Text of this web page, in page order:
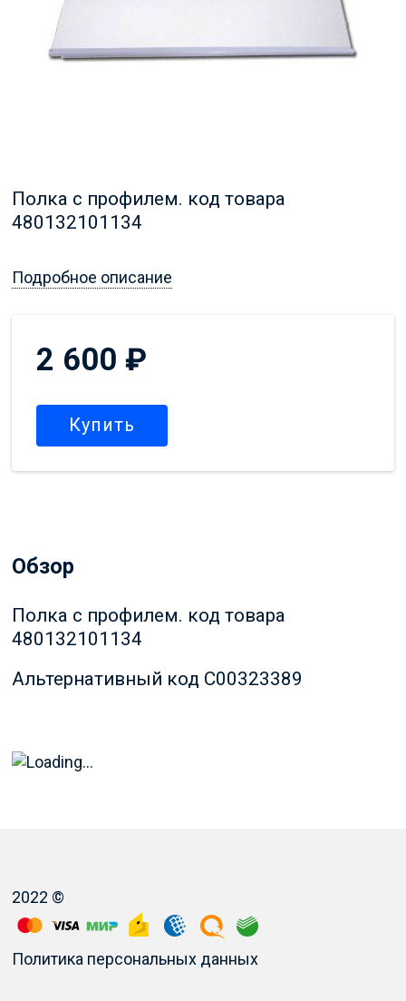
Полка с профилем. код товара
480132101134
Подробное описание
2 600 ₽
Купить
Обзор
Полка с профилем. код товара
480132101134
Альтернативный код C00323389
2022 ©
Политика персональных данных